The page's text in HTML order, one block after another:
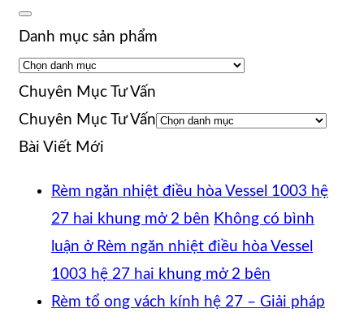
Danh mục sản phẩm
Chuyên Mục Tư Vấn
Chuyên Mục Tư Vấn
Bài Viết Mới
Rèm ngăn nhiệt điều hòa Vessel 1003 hệ
27 hai khung mở 2 bên Không có bình
luận ở Rèm ngăn nhiệt điều hòa Vessel
1003 hệ 27 hai khung mở 2 bên
Rèm tổ ong vách kính hệ 27 – Giải pháp